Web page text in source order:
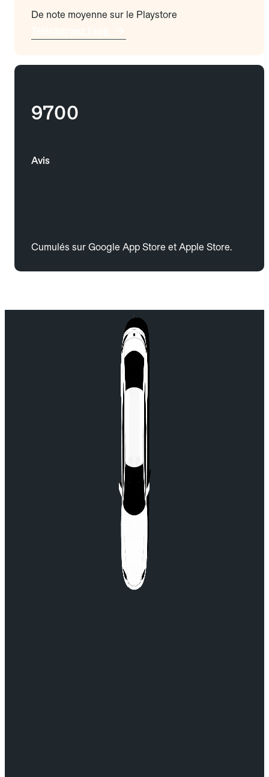
De note moyenne sur le Playstore
9700
Avis
Cumulés sur Google App Store et Apple Store.